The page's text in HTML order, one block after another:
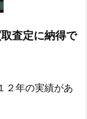
査定に納得で
２年の実績があ